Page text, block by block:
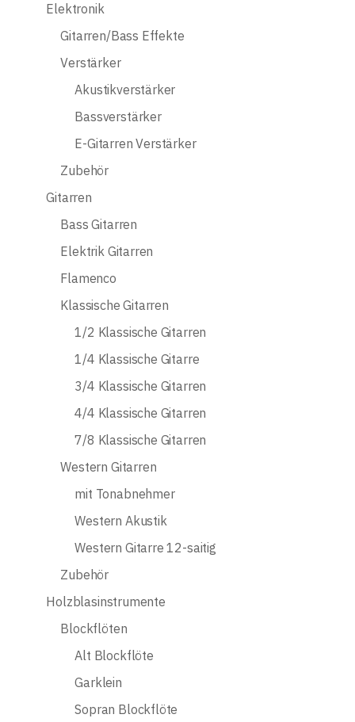
Elektronik
Gitarren/Bass Effekte
Verstärker
Akustikverstärker
Bassverstärker
E-Gitarren Verstärker
Zubehör
Gitarren
Bass Gitarren
Elektrik Gitarren
Flamenco
Klassische Gitarren
1/2 Klassische Gitarren
1/4 Klassische Gitarre
3/4 Klassische Gitarren
4/4 Klassische Gitarren
7/8 Klassische Gitarren
Western Gitarren
mit Tonabnehmer
Western Akustik
Western Gitarre 12-saitig
Zubehör
Holzblasinstrumente
Blockflöten
Alt Blockflöte
Garklein
Sopran Blockflöte